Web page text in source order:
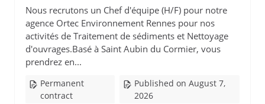
Nous recrutons un Chef d'équipe (H/F) pour notre
agence Ortec Environnement Rennes pour nos
activités de Traitement de sédiments et Nettoyage
d'ouvrages.Basé à Saint Aubin du Cormier, vous
prendrez en...
Permanent
contract
Published on August 7,
2026